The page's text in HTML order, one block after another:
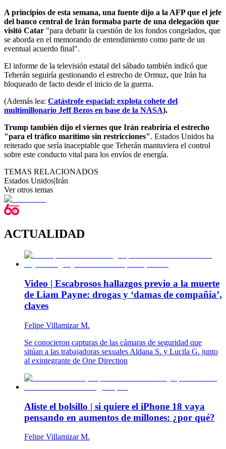
A principios de esta semana, una fuente dijo a la AFP que el jefe
del banco central de Irán formaba parte de una delegación que
visitó Catar "para debatir la cuestión de los fondos congelados, que
se aborda en el memorando de entendimiento como parte de un
eventual acuerdo final".
El informe de la televisión estatal del sábado también indicó que
Teherán seguiría gestionando el estrecho de Ormuz, que Irán ha
bloqueado de facto desde el inicio de la guerra.
(Además lea: Catástrofe espacial: explota cohete del
multimillonario Jeff Bezos en base de la NASA).
Trump también dijo el viernes que Irán reabriría el estrecho
"para el tráfico marítimo sin restricciones". Estados Unidos ha
reiterado que sería inaceptable que Teherán mantuviera el control
sobre este conducto vital para los envíos de energía.
TEMAS RELACIONADOS
Estados Unidos|Irán
Ver otros temas
ACTUALIDAD
Video | Escabrosos hallazgos previo a la muerte
de Liam Payne: drogas y ‘damas de compañía’,
claves
Felipe Villamizar M.
Se conocieron capturas de las cámaras de seguridad que
sitúan a las trabajadoras sexuales Aldana S. y Lucila G. junto
al exintegrante de One Direction
Aliste el bolsillo | si quiere el iPhone 18 vaya
pensando en aumentos de millones: ¿por qué?
Felipe Villamizar M.